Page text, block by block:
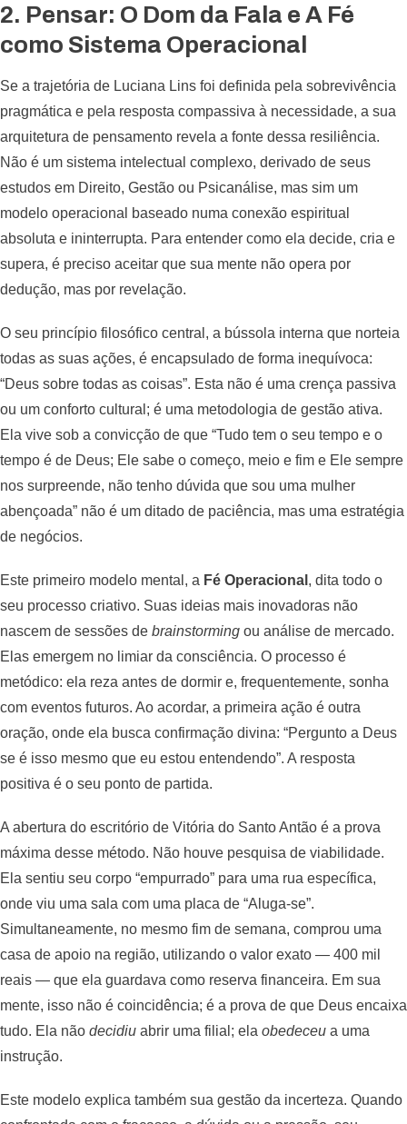
2. Pensar: O Dom da Fala e A Fé
como Sistema Operacional
Se a trajetória de Luciana Lins foi definida pela sobrevivência
pragmática e pela resposta compassiva à necessidade, a sua
arquitetura de pensamento revela a fonte dessa resiliência.
Não é um sistema intelectual complexo, derivado de seus
estudos em Direito, Gestão ou Psicanálise, mas sim um
modelo operacional baseado numa conexão espiritual
absoluta e ininterrupta. Para entender como ela decide, cria e
supera, é preciso aceitar que sua mente não opera por
dedução, mas por revelação.
O seu princípio filosófico central, a bússola interna que norteia
todas as suas ações, é encapsulado de forma inequívoca:
“Deus sobre todas as coisas”. Esta não é uma crença passiva
ou um conforto cultural; é uma metodologia de gestão ativa.
Ela vive sob a convicção de que “Tudo tem o seu tempo e o
tempo é de Deus; Ele sabe o começo, meio e fim e Ele sempre
nos surpreende, não tenho dúvida que sou uma mulher
abençoada” não é um ditado de paciência, mas uma estratégia
de negócios.
Este primeiro modelo mental, a Fé Operacional , dita todo o
seu processo criativo. Suas ideias mais inovadoras não
nascem de sessões de brainstorming ou análise de mercado.
Elas emergem no limiar da consciência. O processo é
metódico: ela reza antes de dormir e, frequentemente, sonha
com eventos futuros. Ao acordar, a primeira ação é outra
oração, onde ela busca confirmação divina: “Pergunto a Deus
se é isso mesmo que eu estou entendendo”. A resposta
positiva é o seu ponto de partida.
A abertura do escritório de Vitória do Santo Antão é a prova
máxima desse método. Não houve pesquisa de viabilidade.
Ela sentiu seu corpo “empurrado” para uma rua específica,
onde viu uma sala com uma placa de “Aluga-se”.
Simultaneamente, no mesmo fim de semana, comprou uma
casa de apoio na região, utilizando o valor exato — 400 mil
reais — que ela guardava como reserva financeira. Em sua
mente, isso não é coincidência; é a prova de que Deus encaixa
tudo. Ela não decidiu abrir uma filial; ela obedeceu a uma
instrução.
Este modelo explica também sua gestão da incerteza. Quando